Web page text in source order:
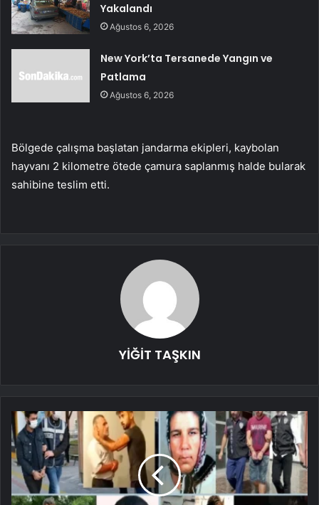
Yakalandı
Ağustos 6, 2026
New York’ta Tersanede Yangın ve
Patlama
Ağustos 6, 2026
Bölgede çalışma başlatan jandarma ekipleri, kaybolan
hayvanı 2 kilometre ötede çamura saplanmış halde bularak
sahibine teslim etti.
YİĞİT TAŞKIN